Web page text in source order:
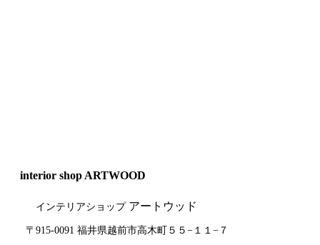
interior shop ARTWOOD
インテリアショップ アートウッド
〒915-0091 福井県越前市高木町５５−１１−７